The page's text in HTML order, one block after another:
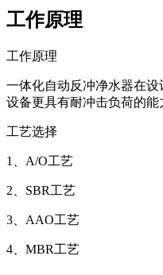
工作原理
工作原理
一体化自动反冲净水器在
设备更具有耐冲击负荷的能
工艺选择
1、A/O工艺
2、SBR工艺
3、AAO工艺
4、MBR工艺